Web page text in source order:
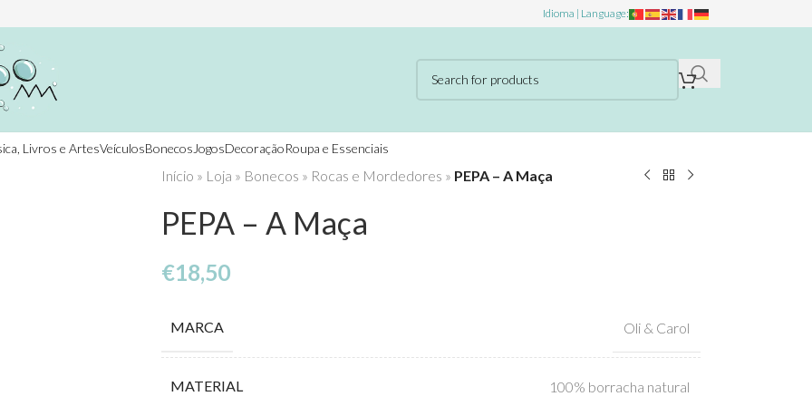
Idioma | Language:
Livros e ArtesVeículosBonecos JogosDecoraçãoRoupa e Essenciais
Início » Loja » Bonecos » Rocas e Mordedores » PEPA – A Maça
PEPA – A Maça
€18,50
MARCA Oli & Carol
MATERIAL 100% borracha natural